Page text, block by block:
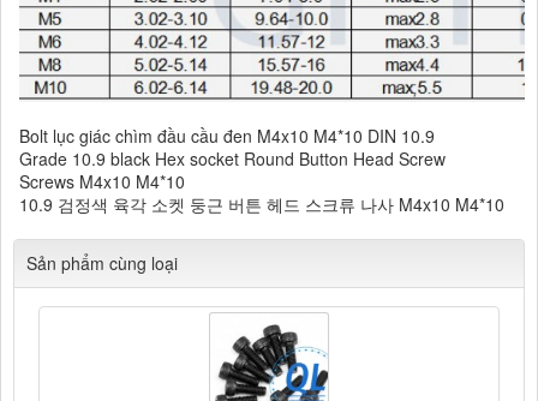
Bolt lục giác chìm đầu cầu đen M4x10 M4*10 DIN 10.9
Grade 10.9 black Hex socket Round Button Head Screw
Screws M4x10 M4*10
10.9 검정색 육각 소켓 둥근 버튼 헤드 스크류 나사 M4x10 M4*10
Sản phẩm cùng loại